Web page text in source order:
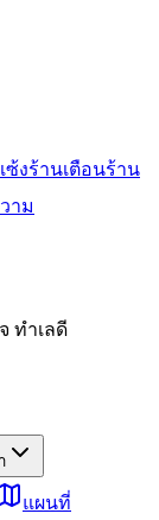
ซ้งร้านเตือนร้าน
าม
ทำเลดี
แผนที่